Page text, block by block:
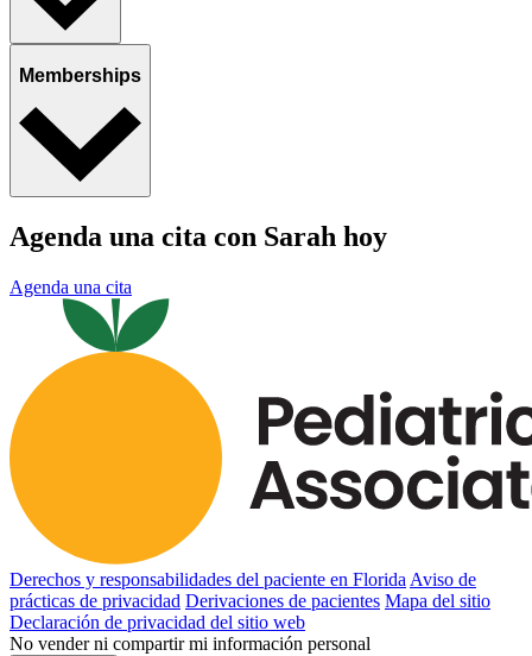
Memberships
Agenda una cita con Sarah hoy
Agenda una cita
Derechos y responsabilidades del paciente en Florida Aviso de
prácticas de privacidad Derivaciones de pacientes Mapa del sitio
Declaración de privacidad del sitio web
No vender ni compartir mi información personal